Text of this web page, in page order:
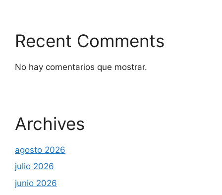
Recent Comments
No hay comentarios que mostrar.
Archives
agosto 2026
julio 2026
junio 2026